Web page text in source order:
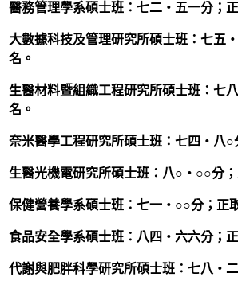
醫務管理學系碩士班：七二‧五一分；正
大數據科技及管理研究所碩士班：七五
名。
生醫材料暨組織工程研究所碩士班：七
名。
奈米醫學工程研究所碩士班：七四‧八○
生醫光機電研究所碩士班：八○‧○○分
保健營養學系碩士班：七一‧○○分；正
食品安全學系碩士班：八四‧六六分；正
代謝與肥胖科學研究所碩士班：七八‧